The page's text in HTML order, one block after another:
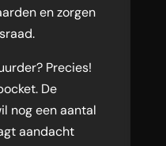
en zorgen
Precies!
De
nog een aantal
aandacht